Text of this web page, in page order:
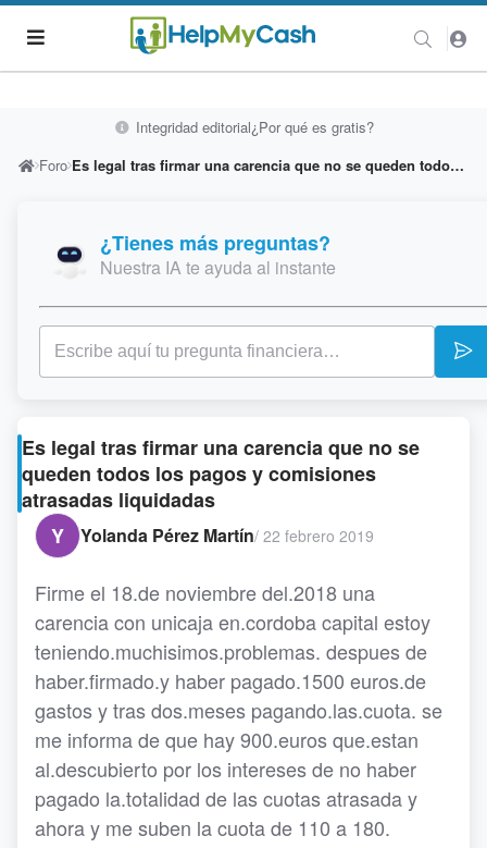
Integridad editorial¿Por qué es gratis?
Foro
Es legal tras firmar una carencia que no se queden todos los pagos y comisiones atrasadas liquidadas
¿Tienes más preguntas?
Nuestra IA te ayuda al instante
Es legal tras firmar una carencia que no se
queden todos los pagos y comisiones
atrasadas liquidadas
Y
Yolanda Pérez Martín/ 22 febrero 2019
Firme el 18.de noviembre del.2018 una
carencia con unicaja en.cordoba capital estoy
teniendo.muchisimos.problemas. despues de
haber.firmado.y haber pagado.1500 euros.de
gastos y tras dos.meses pagando.las.cuota. se
me informa de que hay 900.euros que.estan
al.descubierto por los intereses de no haber
pagado la.totalidad de las cuotas atrasada y
ahora y me suben la cuota de 110 a 180.